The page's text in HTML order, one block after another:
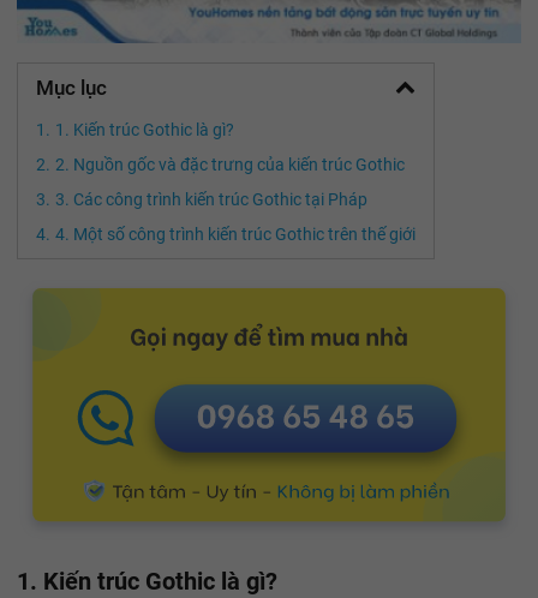
Mục lục
1. Kiến trúc Gothic là gì?
2. Nguồn gốc và đặc trưng của kiến trúc Gothic
3. Các công trình kiến trúc Gothic tại Pháp
4. Một số công trình kiến trúc Gothic trên thế giới
1. Kiến trúc Gothic là gì?